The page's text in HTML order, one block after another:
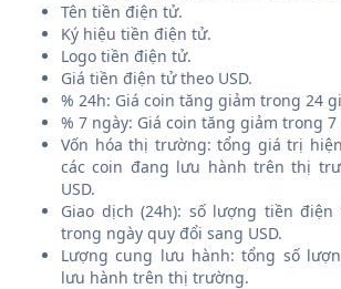
Tên tiền điện tử.
Ký hiệu tiền điện tử.
Logo tiền điện tử.
Giá tiền điện tử theo USD.
% 24h: Giá coin tăng giảm trong 24
% 7 ngày: Giá coin tăng giảm trong 7
Vốn hóa thị trường: tổng giá trị
các coin đang lưu hành trên thị
USD.
Giao dịch (24h): số lượng tiền
trong ngày quy đổi sang USD.
Lượng cung lưu hành: tổng số
lưu hành trên thị trường.